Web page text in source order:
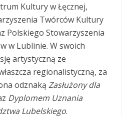
Kultury w Łęcznej,
Twórców Kultury
Polskiego Stowarzyszenia
w Lublinie. W swoich
artystyczną ze
regionalistyczną, za
odznaką Zasłużony dla
Dyplomem Uznania
Lubelskiego.